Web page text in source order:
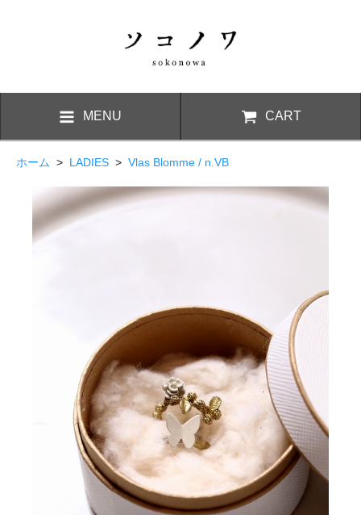
MENU CART
ホーム > LADIES > Vlas Blomme / n.VB